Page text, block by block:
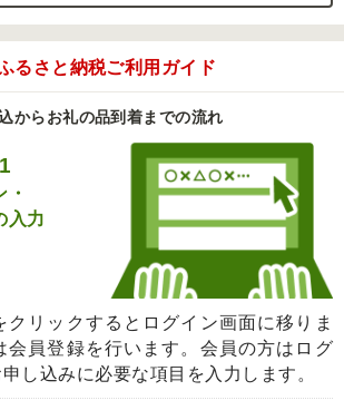
るさと納税ご利用ガイド
からお礼の品到着までの流れ
・
入力
クリックするとログイン画面に移りま
会員登録を行います。会員の方はログ
し込みに必要な項目を入力します。